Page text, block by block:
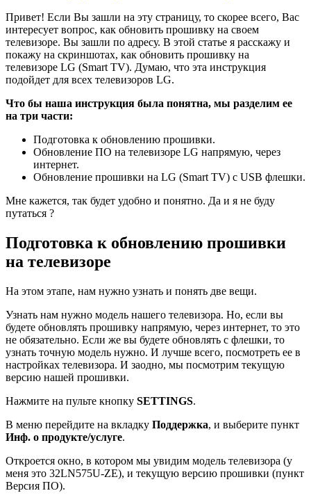
Привет! Если Вы зашли на эту страницу, то скорее всего, Вас
интересует вопрос, как обновить прошивку на своем
телевизоре. Вы зашли по адресу. В этой статье я расскажу и
покажу на скриншотах, как обновить прошивку на
телевизоре LG (Smart TV). Думаю, что эта инструкция
подойдет для всех телевизоров LG.
Что бы наша инструкция была понятна, мы разделим ее
на три части:
Подготовка к обновлению прошивки.
Обновление ПО на телевизоре LG напрямую, через
интернет.
Обновление прошивки на LG (Smart TV) с USB флешки.
Мне кажется, так будет удобно и понятно. Да и я не буду
путаться ?
Подготовка к обновлению прошивки
на телевизоре
На этом этапе, нам нужно узнать и понять две вещи.
Узнать нам нужно модель нашего телевизора. Но, если вы
будете обновлять прошивку напрямую, через интернет, то это
не обязательно. Если же вы будете обновлять с флешки, то
узнать точную модель нужно. И лучше всего, посмотреть ее в
настройках телевизора. И заодно, мы посмотрим текущую
версию нашей прошивки.
Нажмите на пульте кнопку SETTINGS.
В меню перейдите на вкладку Поддержка, и выберите пункт
Инф. о продукте/услуге.
Откроется окно, в котором мы увидим модель телевизора (у
меня это 32LN575U-ZE), и текущую версию прошивки (пункт
Версия ПО).